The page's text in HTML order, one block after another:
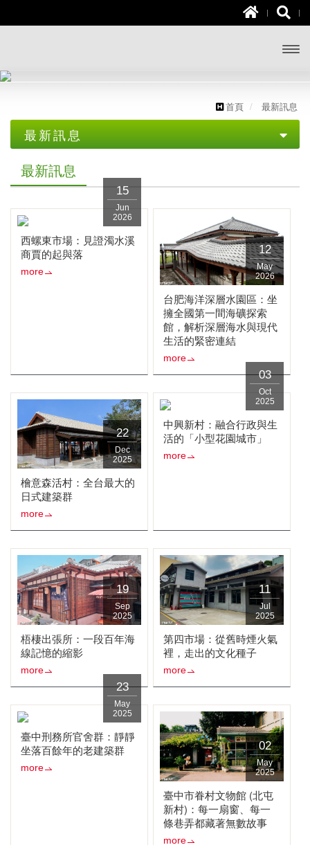
首頁 最新訊息
最新訊息
最新訊息
最新訊息
15
Jun
2026
西螺東市場：見證濁水溪
商賈的起與落
more
12
May
2026
台肥海洋深層水園區：坐
擁全國第一間海礦探索
館，解析深層海水與現代
生活的緊密連結
more
22
Dec
2025
檜意森活村：全台最大的
日式建築群
more
03
Oct
2025
中興新村：融合行政與生
活的「小型花園城市」
more
19
Sep
2025
梧棲出張所：一段百年海
線記憶的縮影
more
11
Jul
2025
第四市場：從舊時煙火氣
裡，走出的文化種子
more
23
May
2025
臺中刑務所官舍群：靜靜
坐落百餘年的老建築群
more
02
May
2025
臺中市眷村文物館 (北屯
新村)：每一扇窗、每一
條巷弄都藏著無數故事
more